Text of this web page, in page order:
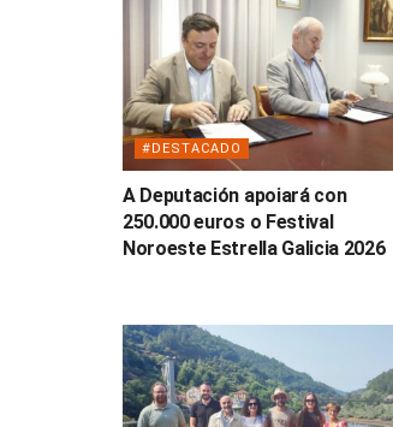
#DESTACADO
A Deputación apoiará con
250.000 euros o Festival
Noroeste Estrella Galicia 2026